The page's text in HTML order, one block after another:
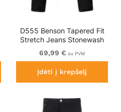
D555 Benson Tapered Fit
Stretch Jeans Stonewash
TALL SIZES
69,99 € su PVM
Įdėti į krepšelį